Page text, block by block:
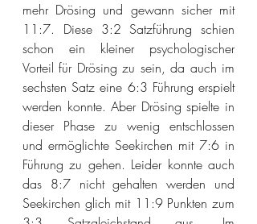
mehr Drösing und gewann sicher mit
11:7. Diese 3:2 Satzführung schien
schon ein kleiner psychologischer
Vorteil für Drösing zu sein, da auch im
sechsten Satz eine 6:3 Führung erspielt
werden konnte. Aber Drösing spielte in
dieser Phase zu wenig entschlossen
und ermöglichte Seekirchen mit 7:6 in
Führung zu gehen. Leider konnte auch
das 8:7 nicht gehalten werden und
Seekirchen glich mit 11:9 Punkten zum